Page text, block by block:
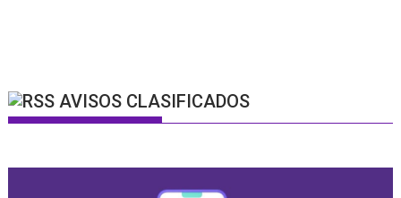
AVISOS CLASIFICADOS